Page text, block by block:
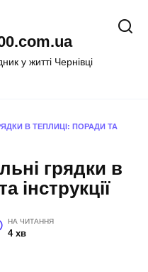
у житті Чернівці
В ТЕПЛИЦІ: ПОРАДИ ТА
грядки в
інструкції
НА ЧИТАННЯ
4 хв